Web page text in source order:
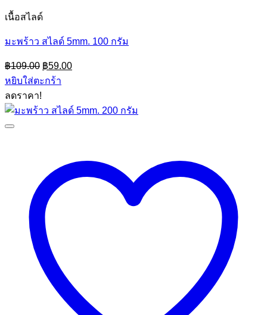
เนื้อสไลด์
มะพร้าว สไลด์ 5mm. 100 กรัม
฿109.00 Original
price
was:
฿59.00Current
price
หยิบใส่ตะกร้า
ลดราคา!